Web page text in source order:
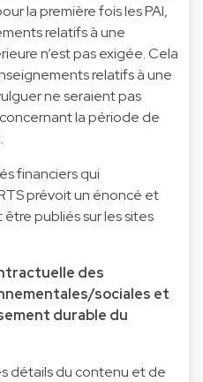
la première fois les PAI,
relatifs à une
n’est pas exigée. Cela
relatifs à une
ne seraient pas
la période de
financiers qui
prévoit un énoncé et
publiés sur les sites
des
sociales et
durable du
détails du contenu et de